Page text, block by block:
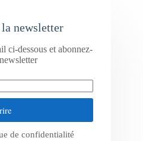
newsletter
ci-dessous et abonnez-
de confidentialité